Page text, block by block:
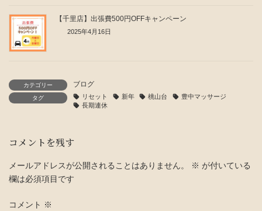
【千里店】出張費500円OFFキャンペーン
2025年4月16日
カテゴリー ブログ
タグ リセット 新年 桃山台
豊中マッサージ
長期連休
コメントを残す
メールアドレスが公開されることはありません。 ※ が付いている
欄は必須項目です
コメント ※